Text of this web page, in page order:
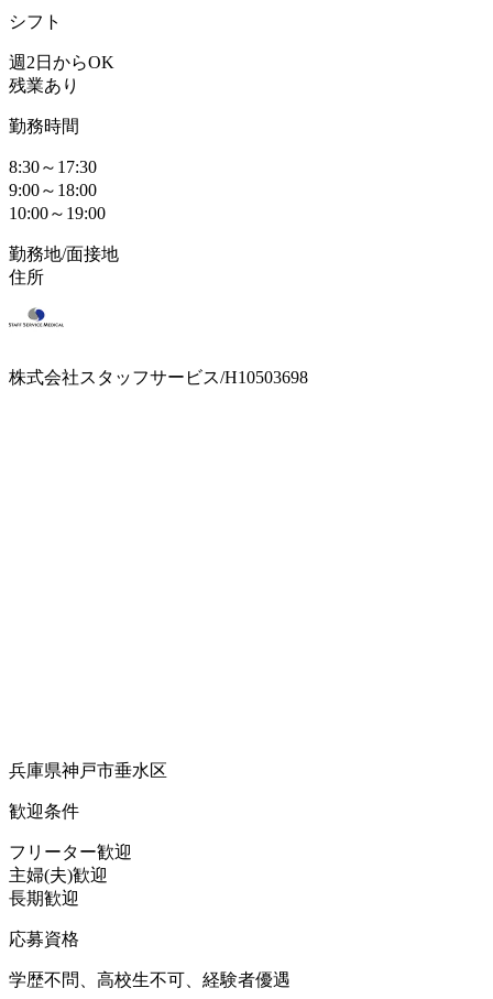
シフト
週2日からOK
残業あり
勤務時間
8:30～17:30
9:00～18:00
10:00～19:00
勤務地/面接地
住所
株式会社スタッフサービス/H10503698
兵庫県神戸市垂水区
歓迎条件
フリーター歓迎
主婦(夫)歓迎
長期歓迎
応募資格
学歴不問、高校生不可、経験者優遇